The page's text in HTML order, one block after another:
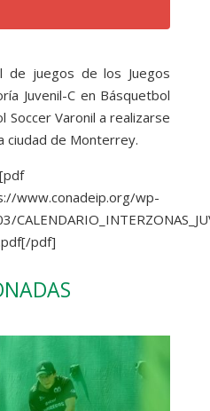
de juegos de los Juegos
Juvenil-C en Básquetbol
Soccer Varonil a realizarse
ciudad de Monterrey.
[pdf
www.conadeip.org/wp-
pdf]